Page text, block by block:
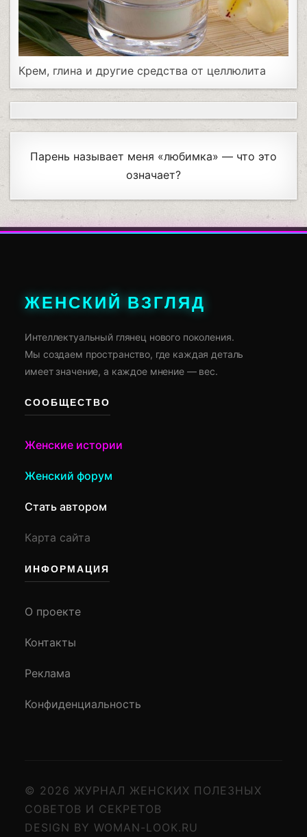
Крем, глина и другие средства от целлюлита
Парень называет меня «любимка» — что это
означает?
ЖЕНСКИЙ ВЗГЛЯД
Интеллектуальный глянец нового поколения.
Мы создаем пространство, где каждая деталь
имеет значение, а каждое мнение — вес.
СООБЩЕСТВО
Женские истории
Женский форум
Стать автором
Карта сайта
ИНФОРМАЦИЯ
О проекте
Контакты
Реклама
Конфиденциальность
© 2026 ЖУРНАЛ ЖЕНСКИХ ПОЛЕЗНЫХ
СОВЕТОВ И СЕКРЕТОВ
DESIGN BY WOMAN-LOOK.RU